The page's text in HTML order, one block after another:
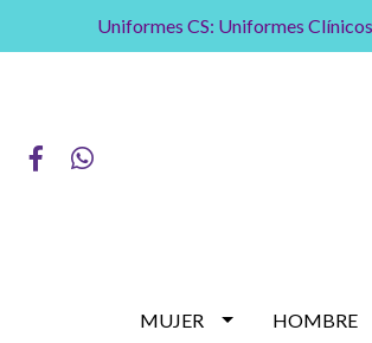
Uniformes CS: Uniformes
MUJER HOMBRE